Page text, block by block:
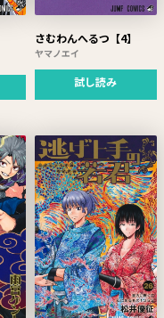
さむわんへるつ【4】
ヤマノエイ
試し読み